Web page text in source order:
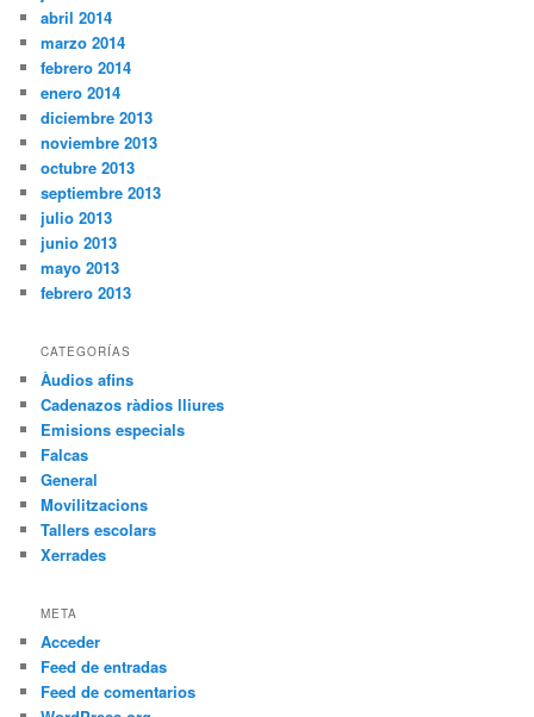
abril 2014
marzo 2014
febrero 2014
enero 2014
diciembre 2013
noviembre 2013
octubre 2013
septiembre 2013
julio 2013
junio 2013
mayo 2013
febrero 2013
CATEGORÍAS
Àudios afins
Cadenazos ràdios lliures
Emisions especials
Falcas
General
Movilitzacions
Tallers escolars
Xerrades
META
Acceder
Feed de entradas
Feed de comentarios